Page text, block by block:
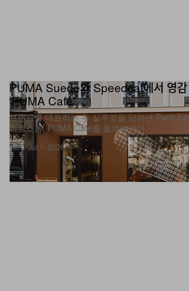
신발
PUMA Suede와 Speedcat에서 영감
‘PUMA Café’
브랜드를 대표하는 두 실루엣을 담아낸 Paris
피트스톱, PUMA Café를 들여다본다.
Jul 1, 2026